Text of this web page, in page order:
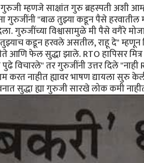
म्हणजे साक्षांत गुरु ब्रहस्पती अशी
गुरुजींनी "बाळ तुझ्या कडून पैसे
गुरुजींच्या विश्वासामुळे मी पैसे वगैरे
कडून हरवले असतील, राहू दे" म्हणून
फेल सुद्धा झाले. RTO हापिसर
तर गुरुजींनी उत्तर दिले "नाही
नाहीत ह्यावर भाषण द्यायला सुरु
सुद्धा ह्या गुरुजी सारखे लोक कमी